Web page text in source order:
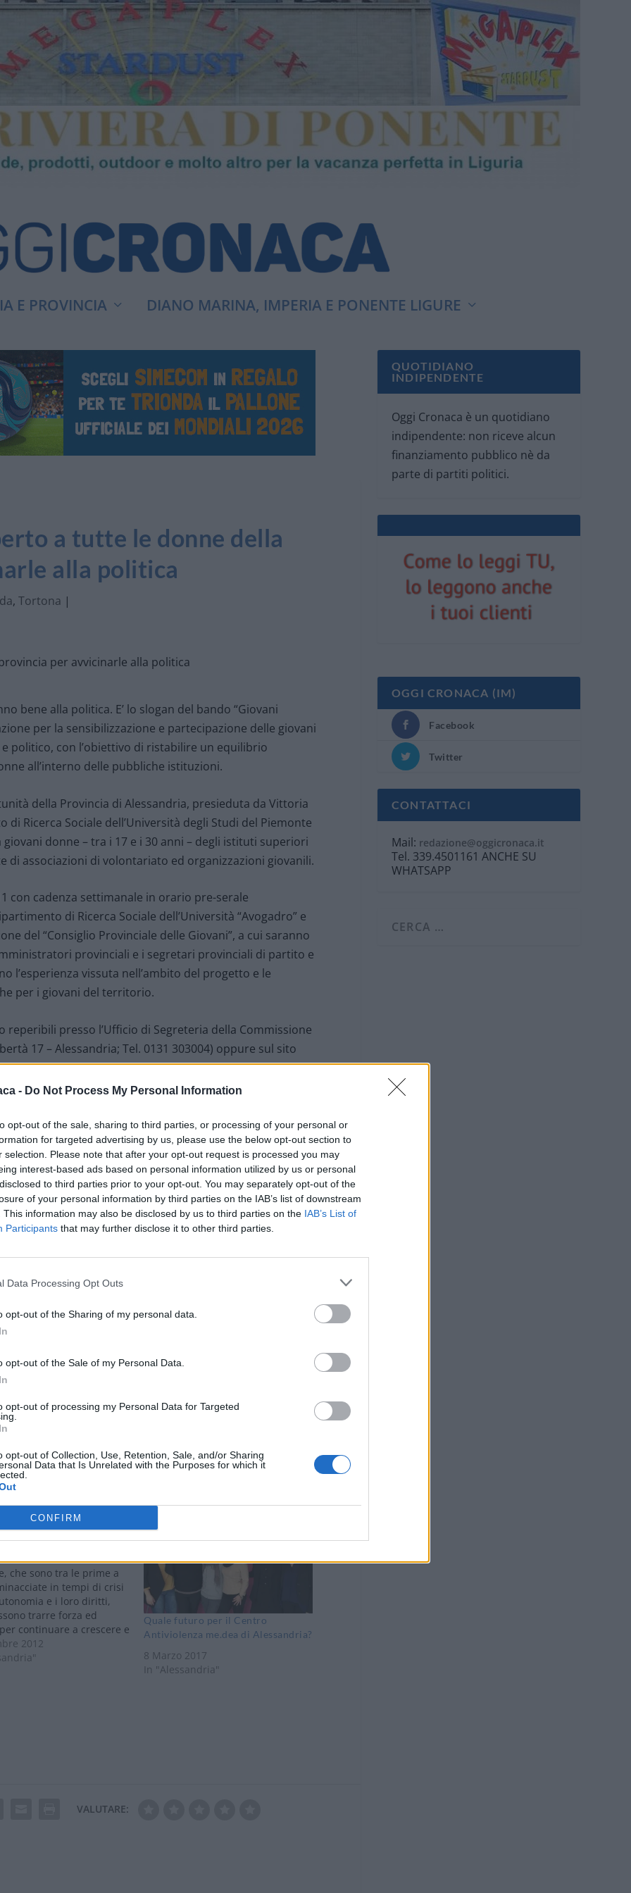
- Do Not Process My Personal Information
opt-out of the sale, sharing to third parties, or processing of your personal or
for targeted advertising by us, please use the below opt-out section to
selection. Please note that after your opt-out request is processed you may
interest-based ads based on personal information utilized by us or personal
to third parties prior to your opt-out. You may separately opt-out of the
of your personal information by third parties on the IAB’s list of downstream
This information may also be disclosed by us to third parties on the IAB’s List of
Participants that may further disclose it to other third parties.
Data Processing Opt Outs
opt-out of the Sharing of my personal data.
opt-out of the Sale of my Personal Data.
opt-out of processing my Personal Data for Targeted
opt-out of Collection, Use, Retention, Sale, and/or Sharing
Data that Is Unrelated with the Purposes for which it
CONFIRM
E PROVINCIA DIANO MARINA, IMPERIA E PONENTE LIGURE
a tutte le donne della
alla politica
, Tortona |
bene alla politica. E’ lo slogan del bando “Giovani
per la sensibilizzazione e partecipazione delle giovani
politico, con l’obiettivo di ristabilire un equilibrio
all’interno delle pubbliche istituzioni.
della Provincia di Alessandria, presieduta da Vittoria
Ricerca Sociale dell’Università degli Studi del Piemonte
donne – tra i 17 e i 30 anni – degli istituti superiori
di associazioni di volontariato ed organizzazioni giovanili.
con cadenza settimanale in orario pre-serale
di Ricerca Sociale dell’Università “Avogadro” e
del “Consiglio Provinciale delle Giovani”, a cui saranno
provinciali e i segretari provinciali di partito e
l’esperienza vissuta nell’ambito del progetto e le
per i giovani del territorio.
presso l’Ufficio di Segreteria della Commissione
17 – Alessandria; Tel. 0131 303004) oppure sul sito
dovranno pervenire entro e non oltre le ore 12.00 di
corso è gratuita.
Lunedì in comune
dei tre incontri
che sono tra le prime a
in tempi di crisi
e i loro diritti,
trarre forza ed
continuare a crescere e
la loro
Ci sono storie
2012
Quale futuro per il Centro
Antiviolenza me.dea di Alessandria?
8 Marzo 2017
In "Alessandria"
VALUTARE:
QUOTIDIANO
INDIPENDENTE
Oggi Cronaca è un quotidiano
indipendente: non riceve alcun
finanziamento pubblico nè da
parte di partiti politici.
OGGI CRONACA (IM)
Facebook
Twitter
CONTATTACI
Mail: redazione@oggicronaca.it
Tel. 339.4501161 ANCHE SU
WHATSAPP